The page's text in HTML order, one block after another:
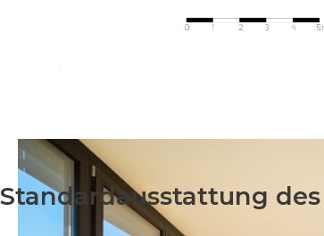
Standardausstattung